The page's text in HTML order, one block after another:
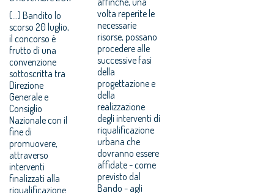
(...) Bandito lo
scorso 20 luglio,
il concorso è
frutto di una
convenzione
sottoscritta tra
Direzione
Generale e
Consiglio
Nazionale con il
fine di
promuovere,
attraverso
interventi
finalizzati alla
riqualificazione
volta reperite le
necessarie
risorse, possano
procedere alle
successive fasi
della
progettazione e
della
realizzazione
degli interventi di
riqualificazione
urbana che
dovranno essere
affidate - come
previsto dal
Bando - agli